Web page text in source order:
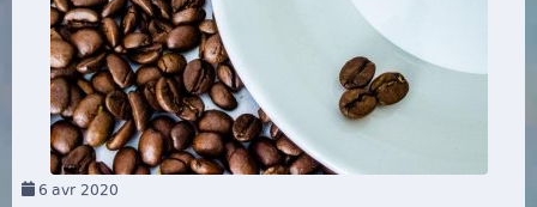
6 avr 2020